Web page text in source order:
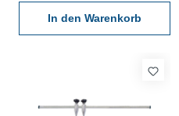
In den Warenkorb